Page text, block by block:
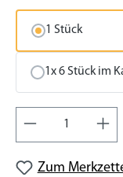
1 Stück
1x 6 Stück im
Produkt
Zum